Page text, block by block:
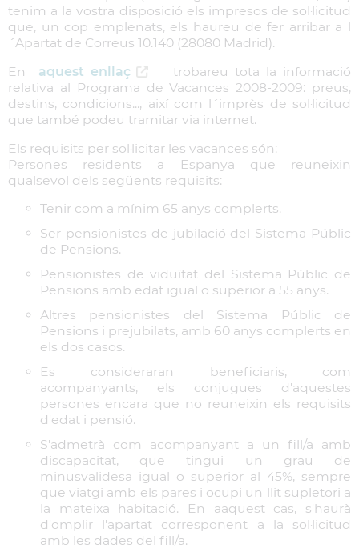
tenim a la vostra disposició els impresos de sol·licitud
que, un cop emplenats, els haureu de fer arribar a l
´Apartat de Correus 10.140 (28080 Madrid).
En aquest enllaç
trobareu tota la informació
relativa al Programa de Vacances 2008-2009: preus,
destins, condicions..., així com l´imprès de sol·licitud
que també podeu tramitar via internet.
Els requisits per sol·licitar les vacances són:
Persones residents a Espanya que reuneixin
qualsevol dels següents requisits:
Tenir com a mínim 65 anys complerts.
Ser pensionistes de jubilació del Sistema Públic
de Pensions.
Pensionistes de viduïtat del Sistema Públic de
Pensions amb edat igual o superior a 55 anys.
Altres pensionistes del Sistema Públic de
Pensions i prejubilats, amb 60 anys complerts en
els dos casos.
Es consideraran beneficiaris, com
acompanyants, els conjugues d'aquestes
persones encara que no reuneixin els requisits
d'edat i pensió.
S'admetrà com acompanyant a un fill/a amb
discapacitat, que tingui un grau de
minusvalidesa igual o superior al 45%, sempre
que viatgi amb els pares i ocupi un llit supletori a
la mateixa habitació. En aaquest cas, s'haurà
d'omplir l'apartat corresponent a la sol·licitud
amb les dades del fill/a.